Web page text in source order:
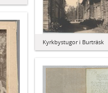
Kyrkbystugor i Burträsk